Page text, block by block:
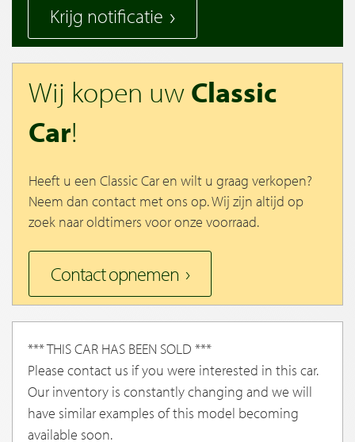
Krijg notificatie
Wij kopen uwClassic
Car!
Heeft u een Classic Car en wilt u graag verkopen?
Neem dan contact met ons op. Wij zijn altijd op
zoek naar oldtimers voor onze voorraad.
Contact opnemen
*** THIS CAR HAS BEEN SOLD ***
Please contact us if you were interested in this car.
Our inventory is constantly changing and we will
have similar examples of this model becoming
available soon.